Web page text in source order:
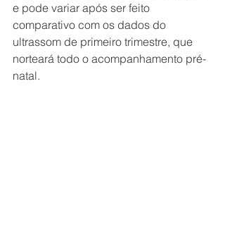
e pode variar após ser feito
comparativo com os dados do
ultrassom de primeiro trimestre, que
norteará todo o acompanhamento pré-
natal.